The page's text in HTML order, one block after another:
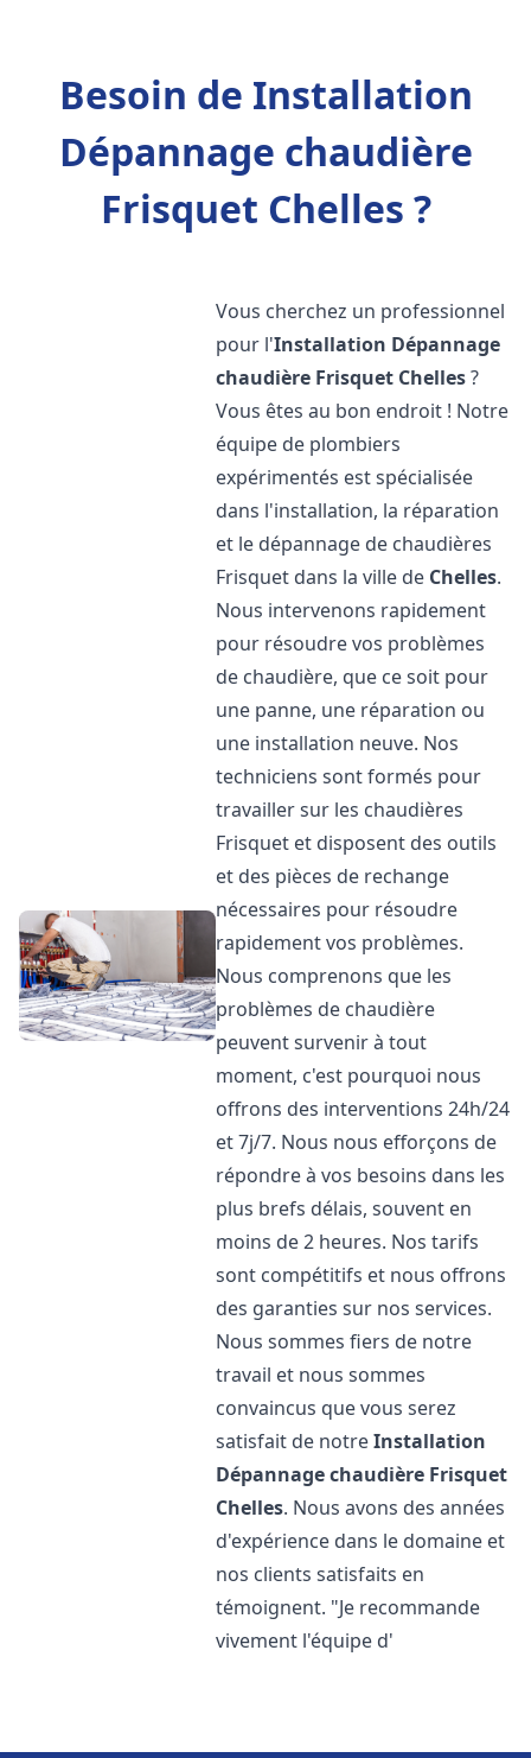
Besoin de Installation
Dépannage chaudière
Frisquet Chelles ?
Vous cherchez un professionnel
pour l'Installation Dépannage
chaudière Frisquet Chelles?
Vous êtes au bon endroit ! Notre
équipe de plombiers
expérimentés est spécialisée
dans l'installation, la réparation
et le dépannage de chaudières
Frisquet dans la ville de Chelles.
Nous intervenons rapidement
pour résoudre vos problèmes
de chaudière, que ce soit pour
une panne, une réparation ou
une installation neuve. Nos
techniciens sont formés pour
travailler sur les chaudières
Frisquet et disposent des outils
et des pièces de rechange
nécessaires pour résoudre
rapidement vos problèmes.
Nous comprenons que les
problèmes de chaudière
peuvent survenir à tout
moment, c'est pourquoi nous
offrons des interventions 24h/24
et 7j/7. Nous nous efforçons de
répondre à vos besoins dans les
plus brefs délais, souvent en
moins de 2 heures. Nos tarifs
sont compétitifs et nous offrons
des garanties sur nos services.
Nous sommes fiers de notre
travail et nous sommes
convaincus que vous serez
satisfait de notreInstallation
Dépannage chaudière Frisquet
Chelles. Nous avons des années
d'expérience dans le domaine et
nos clients satisfaits en
témoignent. "Je recommande
vivement l'équipe d'